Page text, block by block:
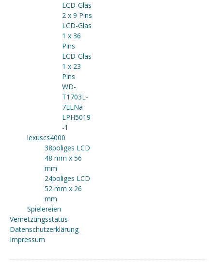
LCD-Glas
2 x 9 Pins
LCD-Glas
1 x 36
Pins
LCD-Glas
1 x 23
Pins
WD-
T1703L-
7ELNa
LPH5019
-1
lexuscs4000
38poliges LCD
48 mm x 56
mm
24poliges LCD
52 mm x 26
mm
Spielereien
Vernetzungsstatus
Datenschutzerklärung
Impressum